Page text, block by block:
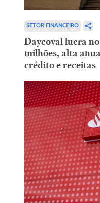
SETOR FINANCEIRO
Daycoval lucra
milhões, alta
crédito e receitas